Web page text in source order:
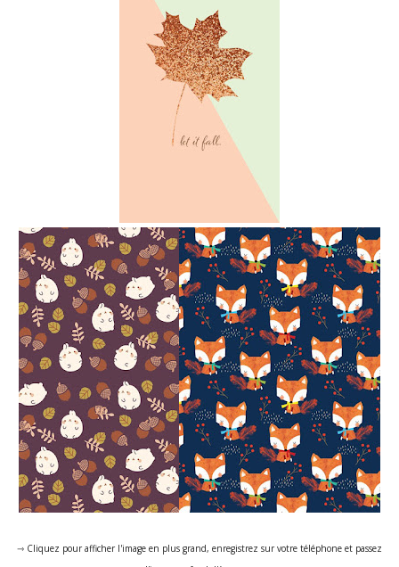
⇾ Cliquez pour afficher l'image en plus grand, enregistrez sur votre téléphone et passez